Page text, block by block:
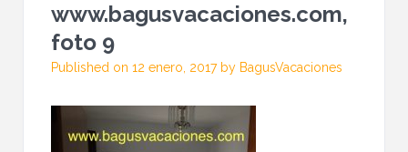
www.bagusvacaciones.com,
foto 9
Published on 12 enero, 2017 by BagusVacaciones